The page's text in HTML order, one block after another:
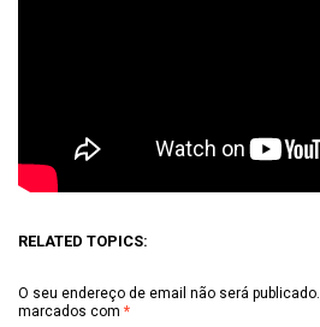
RELATED TOPICS:
O seu endereço de email não será publicado.
marcados com *